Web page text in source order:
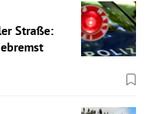
Straße: